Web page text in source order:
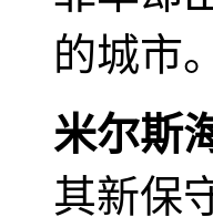
的城市。
米尔斯
其新保